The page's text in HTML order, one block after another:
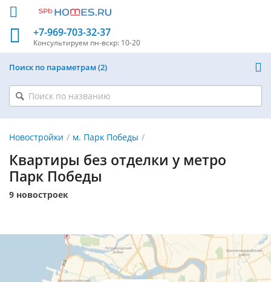
+7-969-703-32-37
Консультируем пн-вскр: 10-20
Поиск по параметрам 2
Новостройки м. Парк Победы
Квартиры без отделки у метро
Парк Победы
9 новостроек